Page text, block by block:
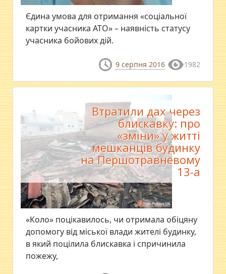
Єдина умова для отримання «соціальної
картки учасника АТО» – наявність статусу
учасника бойових дій.
9 серпня 2016 1982
Втратили дах через
блискавку: про
«зміни» у житті
мешканців будинку
на Першотравневому
13-а
«Коло» поцікавилось, чи отримала обіцяну
допомогу від міської влади жителі будинку,
в який поцілила блискавка і спричинила
пожежу,